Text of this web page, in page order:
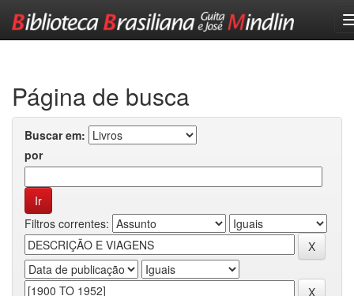
Página de busca
Buscar em:
por
Filtros correntes: